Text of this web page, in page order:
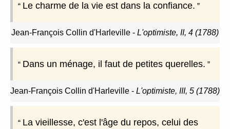
Le charme de la vie est dans la confiance.
Jean-François Collin d'Harleville - L'optimiste, II, 4 (1788)
Dans un ménage, il faut de petites querelles.
Jean-François Collin d'Harleville - L'optimiste, III, 5 (1788)
La vieillesse, c'est l'âge du repos, celui des